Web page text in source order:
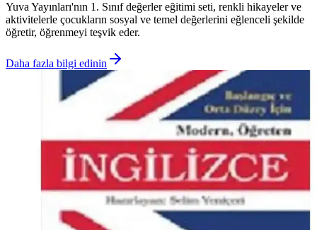
Yuva Yayınları'nın 1. Sınıf değerler eğitimi seti, renkli hikayeler ve
aktivitelerle çocukların sosyal ve temel değerlerini eğlenceli şekilde
öğretir, öğrenmeyi teşvik eder.
Daha fazla bilgi edinin